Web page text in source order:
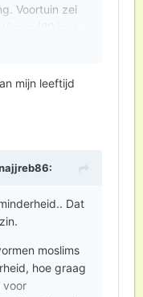
Voortuin zei
stoven is. En
dat
Want ik
mijn leeftijd
:
Dat
moslims
hoe graag
voor